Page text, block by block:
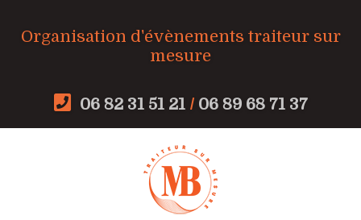
Organisation d'évènements traiteur sur
mesure
06 82 31 51 21/ 06 89 68 71 37